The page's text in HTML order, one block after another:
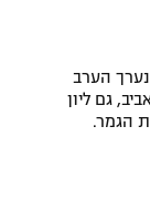
נערך הערב
גם ליון
הגמר.